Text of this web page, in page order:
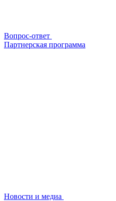
Вопрос-ответ
Партнерская программа
Новости и медиа